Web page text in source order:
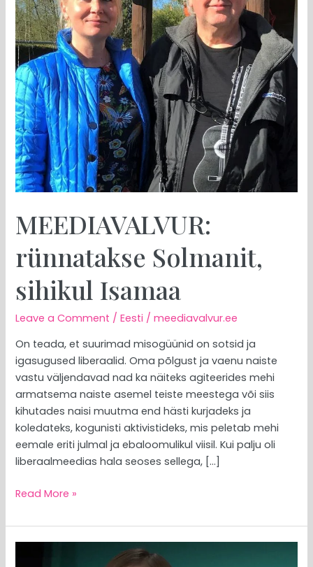
MEEDIAVALVUR:
rünnatakse Solmanit,
sihikul Isamaa
Leave a Comment /Eesti /meediavalvur.ee
On teada, et suurimad misogüünid on sotsid ja
igasugused liberaalid. Oma põlgust ja vaenu naiste
vastu väljendavad nad ka näiteks agiteerides mehi
armatsema naiste asemel teiste meestega või siis
kihutades naisi muutma end hästi kurjadeks ja
koledateks, kogunisti aktivistideks, mis peletab mehi
eemale eriti julmal ja ebaloomulikul viisil. Kui palju oli
liberaalmeedias hala seoses sellega, […]
Read More »